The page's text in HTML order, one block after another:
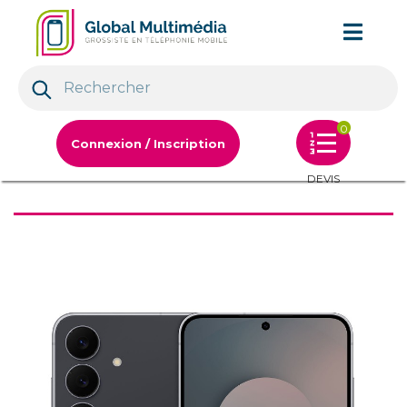
Connexion / Inscription
0
DEVIS